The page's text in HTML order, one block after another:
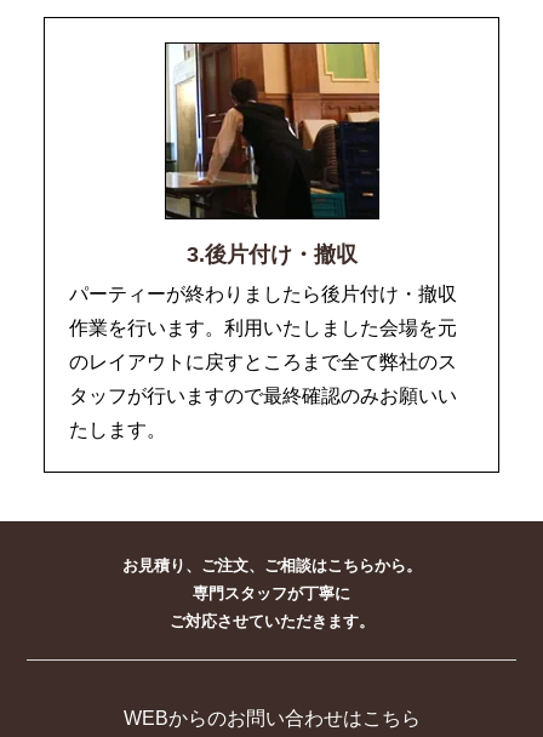
3.後片付け・撤収
パーティーが終わりましたら後片付け・撤収
作業を行います。利用いたしました会場を元
のレイアウトに戻すところまで全て弊社のス
タッフが行いますので最終確認のみお願いい
たします。
お見積り、ご注文、ご相談はこちらから。
専門スタッフが丁寧に
ご対応させていただきます。
WEBからのお問い合わせはこちら